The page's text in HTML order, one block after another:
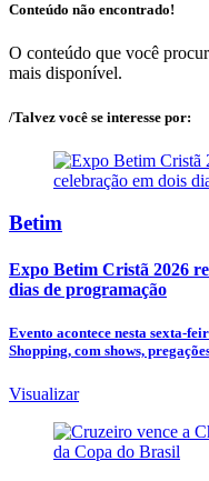
Conteúdo não encontrado!
O conteúdo que você
mais disponível.
/Talvez você se interesse por:
Betim
Expo Betim Cristã 2026
dias de programação
Evento acontece nesta sexta-
Shopping, com shows,
Visualizar